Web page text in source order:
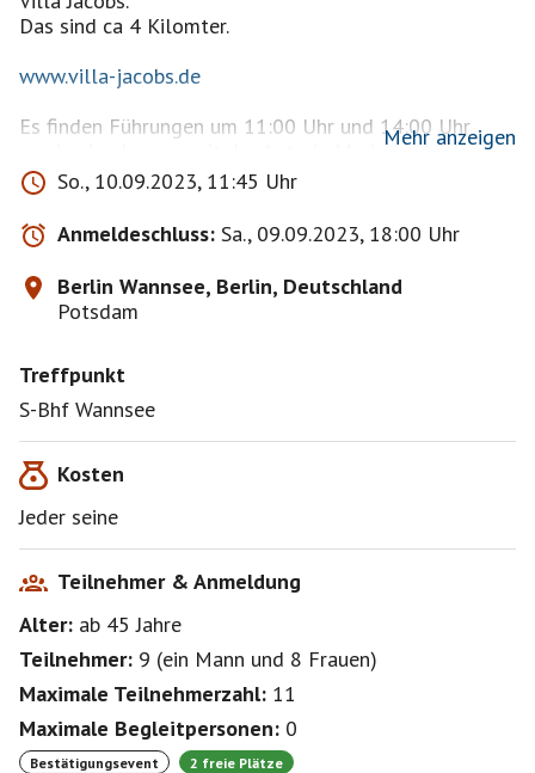
Das sind ca 4 Kilomter.
www.villa-jacobs.de
Es finden Führungen um 11:00 Uhr und 14:00 Uhr
sowie eine Lesung mit der Autorin Marianne Ludes um
16:00 Uhr statt.
Öffnungszwit von 11.00 Uhr -18.00 Uhr ,der Eintritt
ist frei.
Unsere Laufgeschwindigkeit liegt bei 4 Kilometer pro
Stunde.
verschiebe es ,also bitte nochmal Event ansehen.
Die Reihenfolge der Anmeldung ist ohne Bedeutung.
Mehr anzeigen
So., 10.09.2023, 11:45 Uhr
Anmeldeschluss: Sa., 09.09.2023, 18:00 Uhr
Berlin Wannsee, Berlin, Deutschland
Potsdam
Treffpunkt
S-Bhf Wannsee
Kosten
Jeder seine
Teilnehmer & Anmeldung
Alter: ab 45Jahre
Teilnehmer: 9 (ein Mann und 8 Frauen)
Maximale Teilnehmerzahl: 11
Maximale Begleitpersonen: 0
Bestätigungsevent 2 freie Plätze